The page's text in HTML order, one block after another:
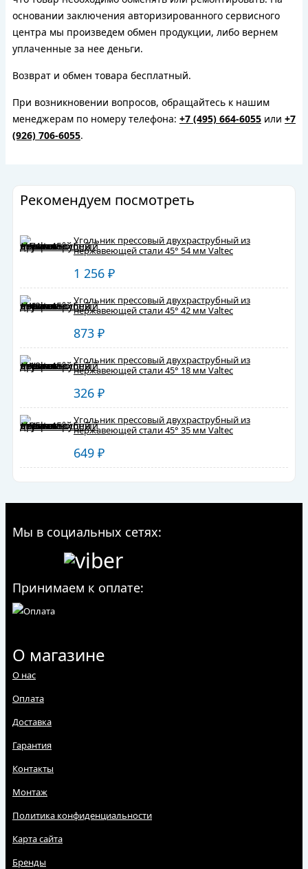
основании заключения авторизированного сервисного
центра мы произведем обмен продукции, либо вернем
уплаченные за нее деньги.
Возврат и обмен товара бесплатный.
При возникновении вопросов, обращайтесь к нашим
менеджерам по номеру телефона: +7 (495) 664-6055 или +7
(926) 706-6055.
Рекомендуем посмотреть
Угольник прессовый двухраструбный из
нержавеющей стали 45° 54 мм Valtec
1 256 ₽
Угольник прессовый двухраструбный из
нержавеющей стали 45° 42 мм Valtec
873 ₽
Угольник прессовый двухраструбный из
нержавеющей стали 45° 18 мм Valtec
326 ₽
Угольник прессовый двухраструбный из
нержавеющей стали 45° 35 мм Valtec
649 ₽
Мы в социальных сетях:
Принимаем к оплате:
О магазине
О нас
Оплата
Доставка
Гарантия
Контакты
Монтаж
Политика конфиденциальности
Карта сайта
Бренды